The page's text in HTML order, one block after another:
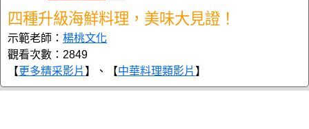
四種升級海鮮料理，美味大見證！
示範老師： 楊桃文化
觀看次數：2849
【更多精采影片 】、【中華料理類影片 】